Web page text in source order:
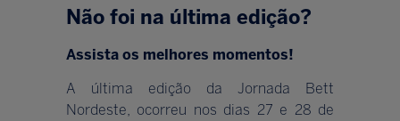
Não foi na última edição?
Assista os melhores momentos!
A última edição da Jornada Bett
Nordeste, ocorreu nos dias 27 e 28 de